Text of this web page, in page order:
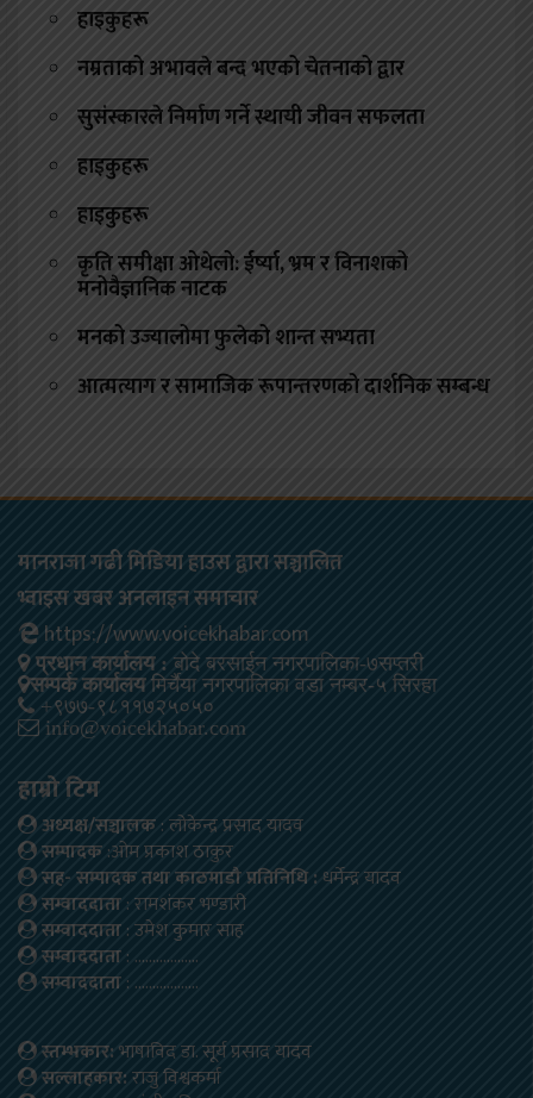
हाइकुहरू
नम्रताको अभावले बन्द भएको चेतनाको द्वार
सुसंस्कारले निर्माण गर्ने स्थायी जीवन सफलता
हाइकुहरू
हाइकुहरू
कृति समीक्षा ओथेलो: ईर्ष्या, भ्रम र विनाशको
मनोवैज्ञानिक नाटक
मनको उज्यालोमा फुलेको शान्त सभ्यता
आत्मत्याग र सामाजिक रूपान्तरणको दार्शनिक सम्बन्ध
मानराजा गढी मिडिया हाउस द्वारा सञ्चालित
भ्वाइस खबर अनलाइन समाचार
https://www.voicekhabar.com
प्रधान कार्यालय : बोदे बरसाईन नगरपालिका-७सप्तरी
सम्पर्क कार्यालयमिर्चैया नगरपालिका वडा नम्बर-५ सिरहा
+९७७-९८११७२५०५०
info@voicekhabar.com
हाम्रो टिम
अध्यक्ष/सञ्चालक: लोकेन्द्र प्रसाद यादव
सम्पादक:ओम प्रकाश ठाकुर
सह- सम्पादक तथा काठमाडौ प्रतिनिधि : धर्मेन्द्र यादव
सम्वाददाता: रामशंकर भण्डारी
सम्वाददाता: उमेश कुमार साह
सम्वाददाता: ………………
सम्वाददाता: ………………
स्तम्भकार:भाषाविद डा. सूर्य प्रसाद यादव
सल्लाहकार:राजु विश्वकर्मा